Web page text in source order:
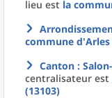
lieu est la
commune d'Arles
Canton :
centralisateur est
(13103)